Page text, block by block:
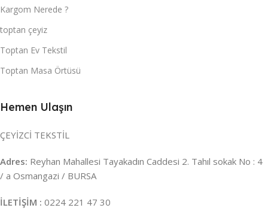
Kargom Nerede ?
toptan çeyiz
Toptan Ev Tekstil
Toptan Masa Örtüsü
Hemen Ulaşın
ÇEYİZCİ TEKSTİL
Adres: Reyhan Mahallesi Tayakadın Caddesi 2. Tahıl sokak No : 4
/ a Osmangazi / BURSA
İLETİŞİM : 0224 221 47 30